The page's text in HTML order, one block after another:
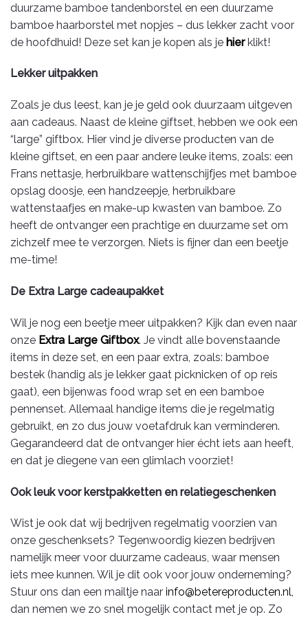
duurzame bamboe tandenborstel en een duurzame
bamboe haarborstel met nopjes – dus lekker zacht voor
de hoofdhuid! Deze set kan je kopen als je hierklikt!
Lekker uitpakken
Zoals je dus leest, kan je je geld ook duurzaam uitgeven
aan cadeaus. Naast de kleine giftset, hebben we ook een
“large” giftbox. Hier vind je diverse producten van de
kleine giftset, en een paar andere leuke items, zoals: een
Frans nettasje, herbruikbare wattenschijfjes met bamboe
opslag doosje, een handzeepje, herbruikbare
wattenstaafjes en make-up kwasten van bamboe. Zo
heeft de ontvanger een prachtige en duurzame set om
zichzelf mee te verzorgen. Niets is fijner dan een beetje
me-time!
De Extra Large cadeaupakket
Wil je nog een beetje meer uitpakken? Kijk dan even naar
onze Extra Large Giftbox. Je vindt alle bovenstaande
items in deze set, en een paar extra, zoals: bamboe
bestek (handig als je lekker gaat picknicken of op reis
gaat), een bijenwas food wrap set en een bamboe
pennenset. Allemaal handige items die je regelmatig
gebruikt, en zo dus jouw voetafdruk kan verminderen.
Gegarandeerd dat de ontvanger hier écht iets aan heeft,
en dat je diegene van een glimlach voorziet!
Ook leuk voor kerstpakketten en relatiegeschenken
Wist je ook dat wij bedrijven regelmatig voorzien van
onze geschenksets? Tegenwoordig kiezen bedrijven
namelijk meer voor duurzame cadeaus, waar mensen
iets mee kunnen. Wil je dit ook voor jouw onderneming?
Stuur ons dan een mailtje naar info@betereproducten.nl,
dan nemen we zo snel mogelijk contact met je op. Zo